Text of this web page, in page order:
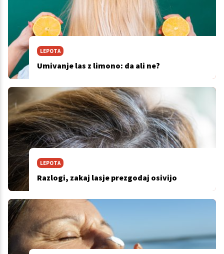
LEPOTA
Umivanje las z limono: da ali ne?
LEPOTA
Razlogi, zakaj lasje prezgodaj osivijo